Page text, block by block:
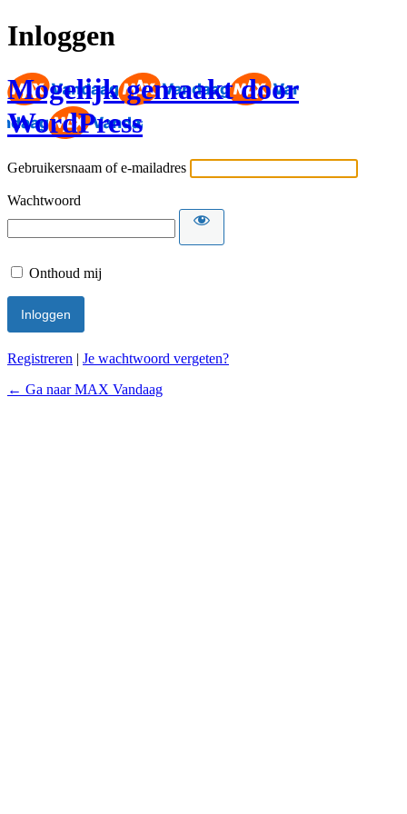
Inloggen
Mogelijk gemaakt door
WordPress
Gebruikersnaam of e-mailadres
Wachtwoord
Onthoud mij
Registreren | Je wachtwoord vergeten?
← Ga naar MAX Vandaag